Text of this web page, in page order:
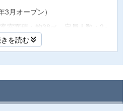
3月オープン）
面積：約38㎡ 定員人数：2～
ァーベッド1台
スペース、シャワーブー
。刻一刻と遷ろう大阪湾の情景
のドームテントです。
を読む